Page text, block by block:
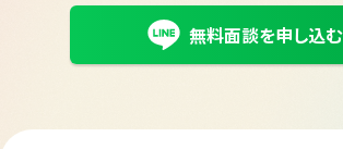
無料面談を申し込む